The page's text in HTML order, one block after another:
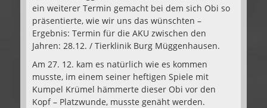
ein weiterer Termin gemacht bei dem sich Obi so
präsentierte, wie wir uns das wünschten –
Ergebnis: Termin für die AKU zwischen den
Jahren: 28.12. / Tierklinik Burg Müggenhausen.
Am 27. 12. kam es natürlich wie es kommen
musste, im einem seiner heftigen Spiele mit
Kumpel Krümel hämmerte dieser Obi vor den
Kopf – Platzwunde, musste genäht werden.